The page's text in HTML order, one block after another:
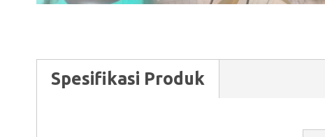
Spesifikasi Produk